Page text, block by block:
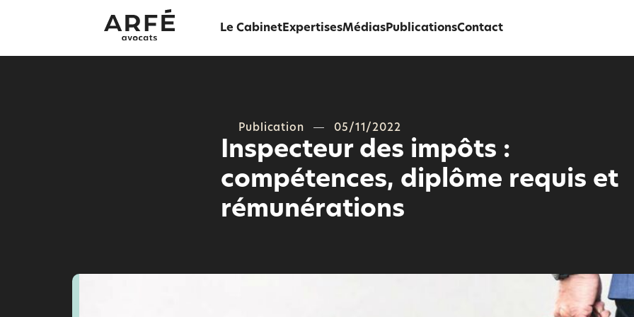
Le CabinetExpertisesMédiasPublicationsContact
Publication 05/11/2022
Inspecteur des impôts :
compétences, diplôme requis et
rémunérations